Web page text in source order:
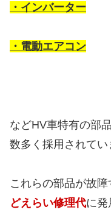
・インバーター
・電動エアコン
などHV車特有の部
数多く採用されてい
これらの部品が故障
どえらい修理代に発